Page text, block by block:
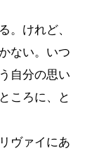
。けれど、
ない。いつ
自分の思い
ころに、と
ヴァイにあ